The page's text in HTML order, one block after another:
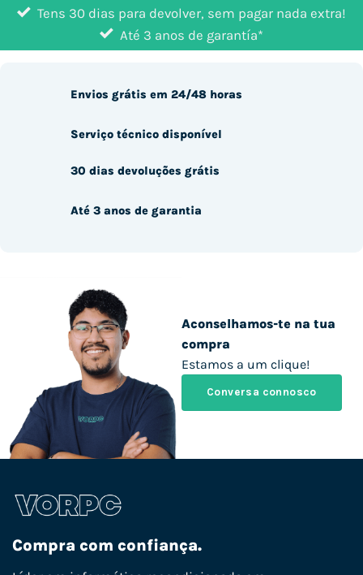
Tens 30 dias para devolver, sem pagar nada extra!
Até 3 anos de garantía*
Aconselhamos-te na tua
compra
Estamos a um clique!
Conversa connosco
Envios grátis em 24/48 horas
Serviço técnico disponível
30 dias devoluções grátis
Até 3 anos de garantia
Compra com confiança.